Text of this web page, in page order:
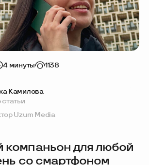
4 минуты 1138
для любой
со смартфоном
Камилова
Uzum Media